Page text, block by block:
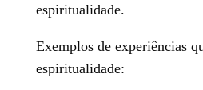
espiritualidade.
Exemplos de experiências
espiritualidade: